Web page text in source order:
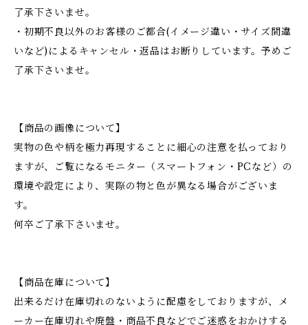
了承下さいませ。
・初期不良以外のお客様のご都合(イメージ違い・サイズ間違
いなど)によるキャンセル・返品はお断りしています。予めご
了承下さいませ。
【商品の画像について】
実物の色や柄を極力再現することに細心の注意を払っており
ますが、ご覧になるモニター（スマートフォン・PCなど）の
環境や設定により、実際の物と色が異なる場合がございま
す。
何卒ご了承下さいませ。
【商品在庫について】
出来るだけ在庫切れのないように配慮をしておりますが、メ
ーカー在庫切れや廃盤・商品不良などでご迷惑をおかけする